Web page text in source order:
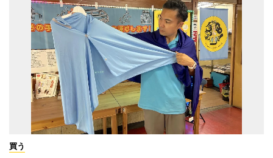
買う